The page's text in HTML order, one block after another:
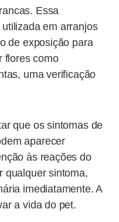
Essa
em arranjos
de exposição para
flores como
uma verificação
que os sintomas de
aparecer
às reações do
qualquer sintoma,
imediatamente. A
a vida do pet.